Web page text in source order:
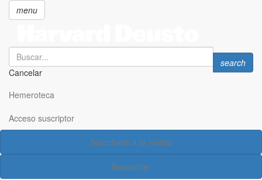
principal
menu
Search
Cancelar
Search
search
Hemeroteca
Acceso suscriptor
Suscríbete a la revista
Newsletter
Acceso suscriptor